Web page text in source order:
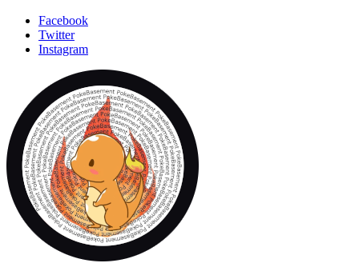
Facebook
Twitter
Instagram